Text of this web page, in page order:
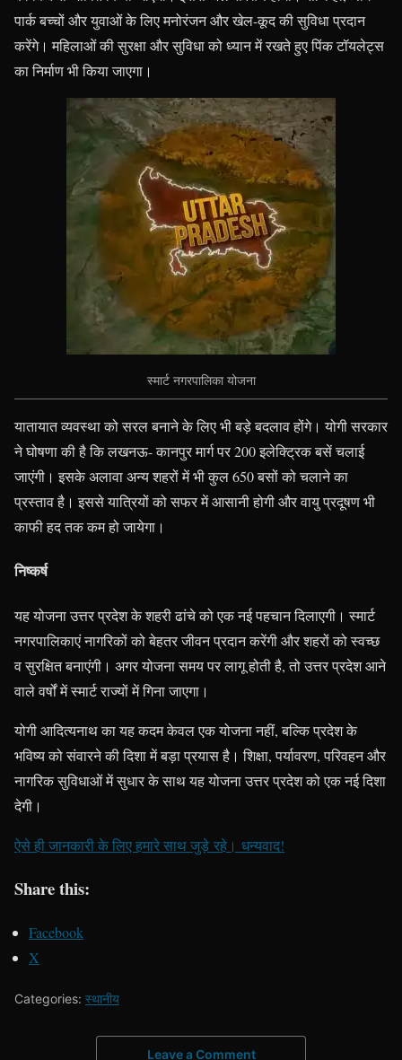
पार्क बच्चों और युवाओं के लिए मनोरंजन और खेल-कूद की सुविधा प्रदान
करेंगे। महिलाओं की सुरक्षा और सुविधा को ध्यान में रखते हुए पिंक टॉयलेट्स
का निर्माण भी किया जाएगा।
स्मार्ट नगरपालिका योजना
यातायात व्यवस्था को सरल बनाने के लिए भी बड़े बदलाव होंगे। योगी सरकार
ने घोषणा की है कि लखनऊ- कानपुर मार्ग पर 200 इलेक्ट्रिक बसें चलाई
जाएंगी। इसके अलावा अन्य शहरों में भी कुल 650 बसों को चलाने का
प्रस्ताव है। इससे यात्रियों को सफर में आसानी होगी और वायु प्रदूषण भी
काफी हद तक कम हो जायेगा।
निष्कर्ष
यह योजना उत्तर प्रदेश के शहरी ढांचे को एक नई पहचान दिलाएगी। स्मार्ट
नगरपालिकाएं नागरिकों को बेहतर जीवन प्रदान करेंगी और शहरों को स्वच्छ
व सुरक्षित बनाएंगी। अगर योजना समय पर लागू होती है, तो उत्तर प्रदेश आने
वाले वर्षों में स्मार्ट राज्यों में गिना जाएगा।
योगी आदित्यनाथ का यह कदम केवल एक योजना नहीं, बल्कि प्रदेश के
भविष्य को संवारने की दिशा में बड़ा प्रयास है। शिक्षा, पर्यावरण, परिवहन और
नागरिक सुविधाओं में सुधार के साथ यह योजना उत्तर प्रदेश को एक नई दिशा
देगी।
ऐसे ही जानकारी के लिए हमारे साथ जुड़े रहे। धन्यवाद!
Share this:
Facebook
X
Categories: स्थानीय
Leave a Comment